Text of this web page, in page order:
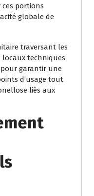
portions
globale de
traversant les
techniques
garantir une
d’usage tout
liés aux